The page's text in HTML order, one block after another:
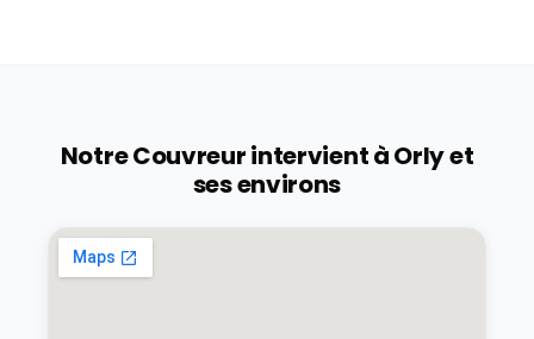
Notre Couvreur intervient àOrlyet
ses environs